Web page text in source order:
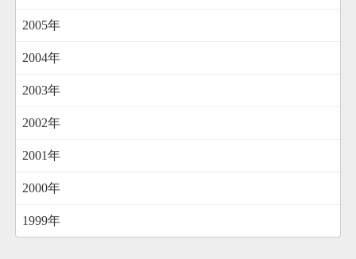
2005年
2004年
2003年
2002年
2001年
2000年
1999年